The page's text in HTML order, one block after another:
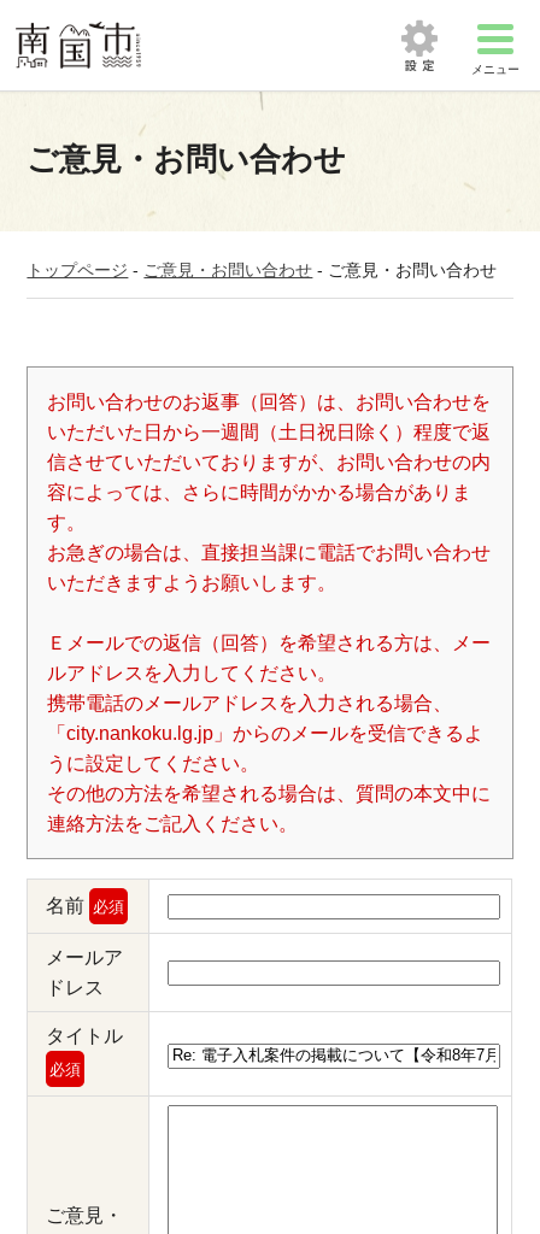
メニュー
ご意見・お問い合わせ
トップページ - ご意見・お問い合わせ - ご意見・お問い合わせ
お問い合わせのお返事（回答）は、お問い合わせを
いただいた日から一週間（土日祝日除く）程度で返
信させていただいておりますが、お問い合わせの内
容によっては、さらに時間がかかる場合がありま
す。
お急ぎの場合は、直接担当課に電話でお問い合わせ
いただきますようお願いします。
Ｅメールでの返信（回答）を希望される方は、メー
ルアドレスを入力してください。
携帯電話のメールアドレスを入力される場合、
「city.nankoku.lg.jp」からのメールを受信できるよ
うに設定してください。
その他の方法を希望される場合は、質問の本文中に
連絡方法をご記入ください。
名前 必須
メールア
ドレス
タイトル
必須
ご意見・